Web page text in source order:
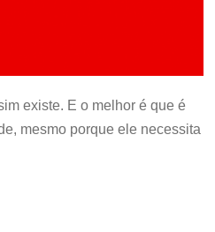
existe. E o melhor é que é
mesmo porque ele necessita